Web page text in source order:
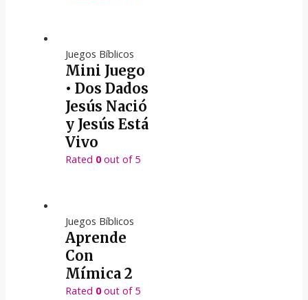
Juegos Bíblicos
Mini Juego
• Dos Dados
Jesús Nació
y Jesús Está
Vivo
Rated 0out of 5
Juegos Bíblicos
Aprende
Con
Mímica 2
Rated 0out of 5